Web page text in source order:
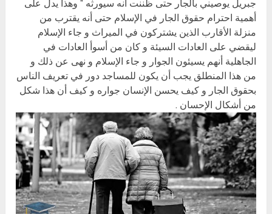
جبريل يوصيني بالجار حتى ظننت أنه سيورثه ” وهذا يدل على
أهمية احترام حقوق الجار في الإسلام حتى أنه يقترب من
منزلة الأقارب الذين يشتركون في الميراث و جاء الإسلام
ليقضي على العادات السيئة و كان من أسوأ العادات في
الجاهلية أنهم يسيئون الجوار و جاء الإسلام و نهى عن ذلك و
من هذا المنطلق يجب أن يكون للمساجد دور في تعريف الناس
بحقوق الجار و كيف يحسن الإنسان جواره و كيف أن هذا شكل
من أشكال الإحسان .